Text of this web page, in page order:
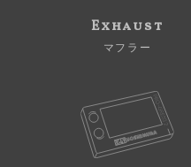
Exhaust
マフラー